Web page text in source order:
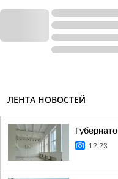
ЛЕНТА НОВОСТЕЙ
12:23